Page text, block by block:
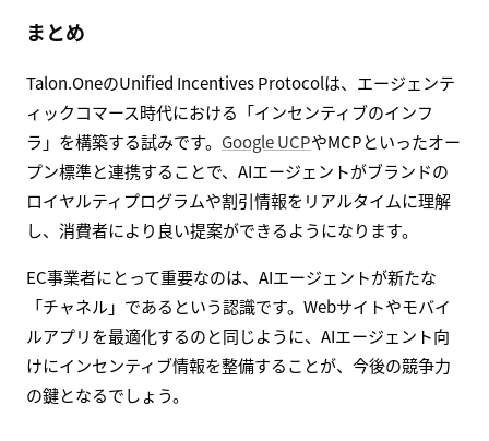
まとめ
Talon.OneのUnified Incentives Protocolは、エージェンテ
ィックコマース時代における「インセンティブのインフ
ラ」を構築する試みです。 Google UCPやMCPといったオー
プン標準と連携することで、AIエージェントがブランドの
ロイヤルティプログラムや割引情報をリアルタイムに理解
し、消費者により良い提案ができるようになります。
EC事業者にとって重要なのは、AIエージェントが新たな
「チャネル」であるという認識です。Webサイトやモバイ
ルアプリを最適化するのと同じように、AIエージェント向
けにインセンティブ情報を整備することが、今後の競争力
の鍵となるでしょう。